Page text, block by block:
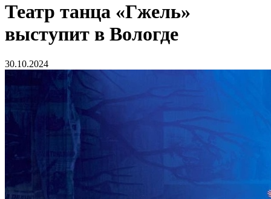
Театр танца «Гжель»
выступит в Вологде
30.10.2024